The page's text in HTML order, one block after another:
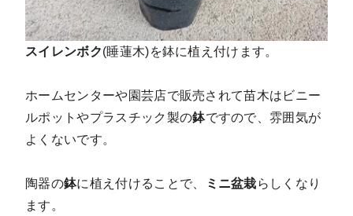
スイレンボク(睡蓮木)を鉢に植え付けます。
ホームセンターや園芸店で販売されて苗木はビニー
ルポットやプラスチック製の鉢ですので、雰囲気が
よくないです。
陶器の鉢に植え付けることで、 ミニ盆栽らしくなり
ます。